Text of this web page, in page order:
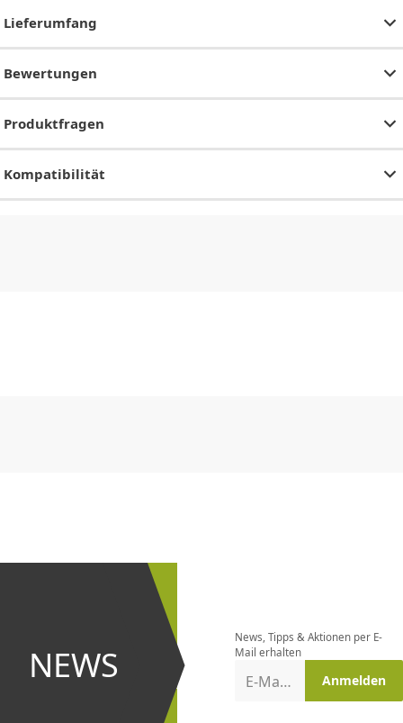
Lieferumfang
Bewertungen
Produktfragen
Kompatibilität
NEWS
und bei
Aktionen
News, Tipps & Aktionen per E-
Mail erhalten
E-Mail-Adresse Anmelden